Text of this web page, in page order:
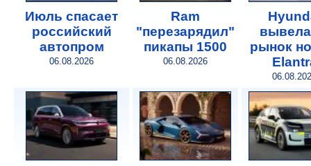
Июль спасает
российский
автопром
06.08.2026
Ram
"перезарядил"
пикапы 1500
06.08.2026
рынок